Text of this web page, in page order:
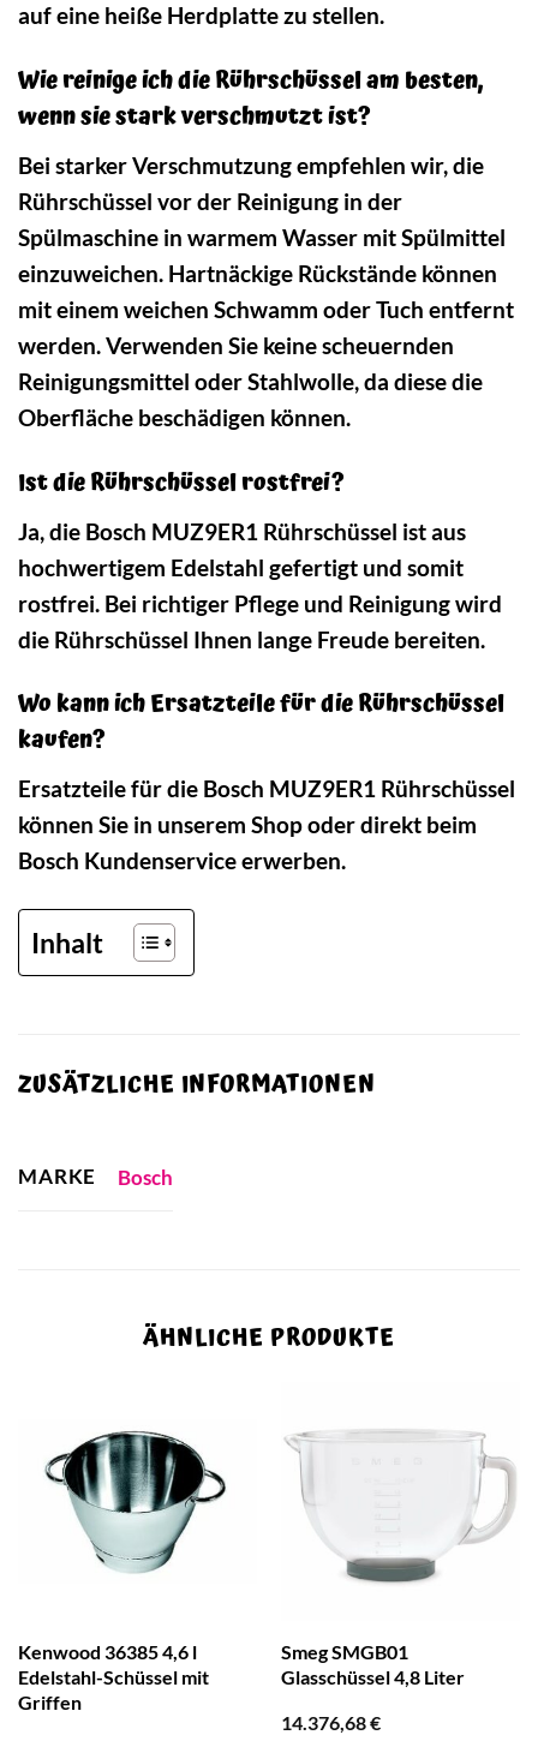
auf eine heiße Herdplatte zu stellen.
Wie reinige ich die Rührschüssel am besten,
wenn sie stark verschmutzt ist?
Bei starker Verschmutzung empfehlen wir, die
Rührschüssel vor der Reinigung in der
Spülmaschine in warmem Wasser mit Spülmittel
einzuweichen. Hartnäckige Rückstände können
mit einem weichen Schwamm oder Tuch entfernt
werden. Verwenden Sie keine scheuernden
Reinigungsmittel oder Stahlwolle, da diese die
Oberfläche beschädigen können.
Ist die Rührschüssel rostfrei?
Ja, die Bosch MUZ9ER1 Rührschüssel ist aus
hochwertigem Edelstahl gefertigt und somit
rostfrei. Bei richtiger Pflege und Reinigung wird
die Rührschüssel Ihnen lange Freude bereiten.
Wo kann ich Ersatzteile für die Rührschüssel
kaufen?
Ersatzteile für die Bosch MUZ9ER1 Rührschüssel
können Sie in unserem Shop oder direkt beim
Bosch Kundenservice erwerben.
Inhalt
ZUSÄTZLICHE INFORMATIONEN
MARKE Bosch
ÄHNLICHE PRODUKTE
Kenwood 36385 4,6 l
Edelstahl-Schüssel mit
Griffen
Smeg SMGB01
Glasschüssel 4,8 Liter
14.376,68€